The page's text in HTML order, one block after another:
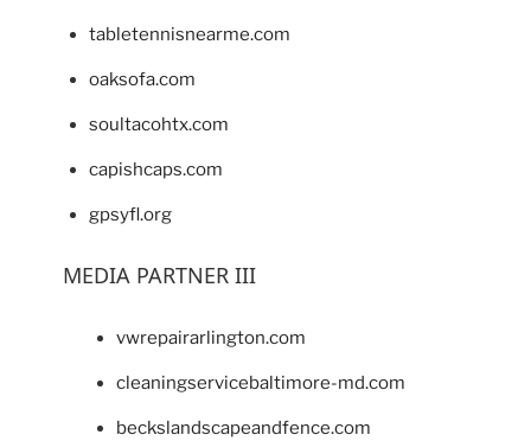
tabletennisnearme.com
oaksofa.com
soultacohtx.com
capishcaps.com
gpsyfl.org
MEDIA PARTNER III
vwrepairarlington.com
cleaningservicebaltimore-md.com
beckslandscapeandfence.com